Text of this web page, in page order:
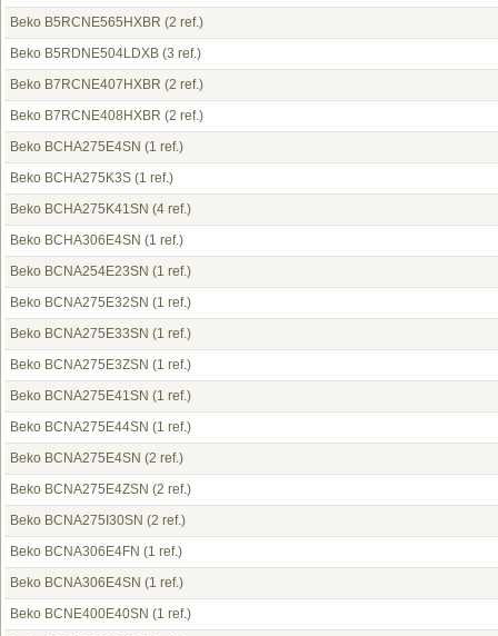
Beko B5RCNE565HXBR (2 ref.)
Beko B5RDNE504LDXB (3 ref.)
Beko B7RCNE407HXBR (2 ref.)
Beko B7RCNE408HXBR (2 ref.)
Beko BCHA275E4SN (1 ref.)
Beko BCHA275K3S (1 ref.)
Beko BCHA275K41SN (4 ref.)
Beko BCHA306E4SN (1 ref.)
Beko BCNA254E23SN (1 ref.)
Beko BCNA275E32SN (1 ref.)
Beko BCNA275E33SN (1 ref.)
Beko BCNA275E3ZSN (1 ref.)
Beko BCNA275E41SN (1 ref.)
Beko BCNA275E44SN (1 ref.)
Beko BCNA275E4SN (2 ref.)
Beko BCNA275E4ZSN (2 ref.)
Beko BCNA275I30SN (2 ref.)
Beko BCNA306E4FN (1 ref.)
Beko BCNA306E4SN (1 ref.)
Beko BCNE400E40SN (1 ref.)